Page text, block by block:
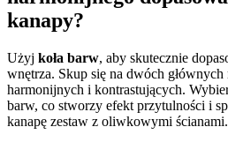
kanapy?
Użyj koła barw, aby skutecznie
wnętrza. Skup się na dwóch
harmonijnych i kontrastujących.
barw, co stworzy efekt przytulności i
kanapę zestaw z oliwkowymi ścianami.